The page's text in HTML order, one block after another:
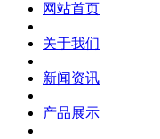
网站首页
关于我们
新闻资讯
产品展示